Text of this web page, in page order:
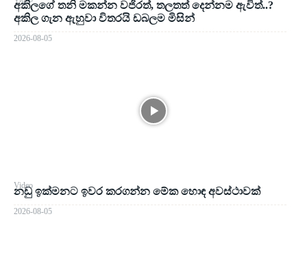
අකිලගේ තනි මකන්න වජිරත්, තලතත් දෙන්නම ඇවිත්..?
අකිල ගැන ඇහුවා විතරයි ඩබලම මිසින්
2026-08-05
Video
නඩු ඉක්මනට ඉවර කරගන්න මේක හොඳ අවස්ථාවක්
2026-08-05